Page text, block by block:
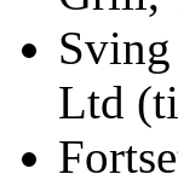
Ltd